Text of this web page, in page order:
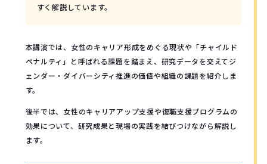
すく解説しています。
本講演では、女性のキャリア形成をめぐる現状や「チャイルド
ペナルティ」と呼ばれる課題を踏まえ、研究データを交えてジ
ェンダー・ダイバーシティ推進の価値や組織の課題を紹介しま
す。
後半では、女性のキャリアアップ支援や復職支援プログラムの
効果について、研究成果と現場の実践を結びつけながら解説し
ます。